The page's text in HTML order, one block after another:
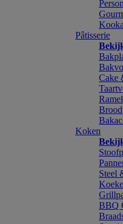
Pâtisserie
Cake
Koken
Steel
BBQ